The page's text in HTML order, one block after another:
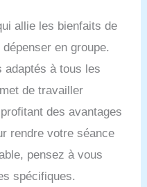
maillot de
femme
sexy maillot bain
tankini
maillot de bain
maillot de bain
haute maillot de bain
up bandeau maillot
gainant ventre
bain burkini
maillot de bain
qui vous
de vous
sans effort.
de bain élégants:
bas de bikini taille
soulignent vos
naturelles tout en
votre silhouette.
obtenez ainsi une
élancée et des
confèrent style et
allie les bienfaits de
en groupe.
adaptés à tous les
de travailler
des avantages
rendre votre séance
pensez à vous
spécifiques.